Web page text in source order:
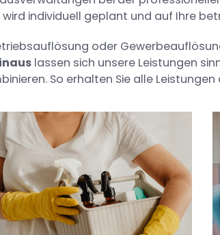
wird individuell geplant und auf Ihre
oder
lassen sich unsere Leistungen
So erhalten Sie alle Leistungen